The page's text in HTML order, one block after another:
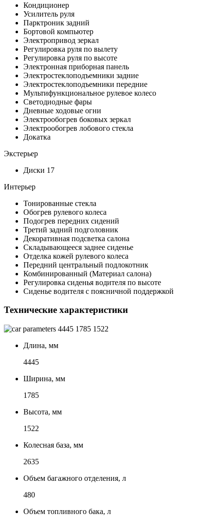
Кондиционер
Усилитель руля
Парктроник задний
Бортовой компьютер
Электропривод зеркал
Регулировка руля по вылету
Регулировка руля по высоте
Электронная приборная панель
Электростеклоподъемники задние
Электростеклоподъемники передние
Мультифункциональное рулевое колесо
Светодиодные фары
Дневные ходовые огни
Электрообогрев боковых зеркал
Электрообогрев лобового стекла
Докатка
Экстерьер
Диски 17
Интерьер
Тонированные стекла
Обогрев рулевого колеса
Подогрев передних сидений
Третий задний подголовник
Декоративная подсветка салона
Складывающееся заднее сиденье
Отделка кожей рулевого колеса
Передний центральный подлокотник
Комбинированный (Материал салона)
Регулировка сиденья водителя по высоте
Сиденье водителя с поясничной поддержкой
Технические характеристики
4445 1785 1522
Длина, мм
4445
Ширина, мм
1785
Высота, мм
1522
Колесная база, мм
2635
Объем багажного отделения, л
480
Объем топливного бака, л